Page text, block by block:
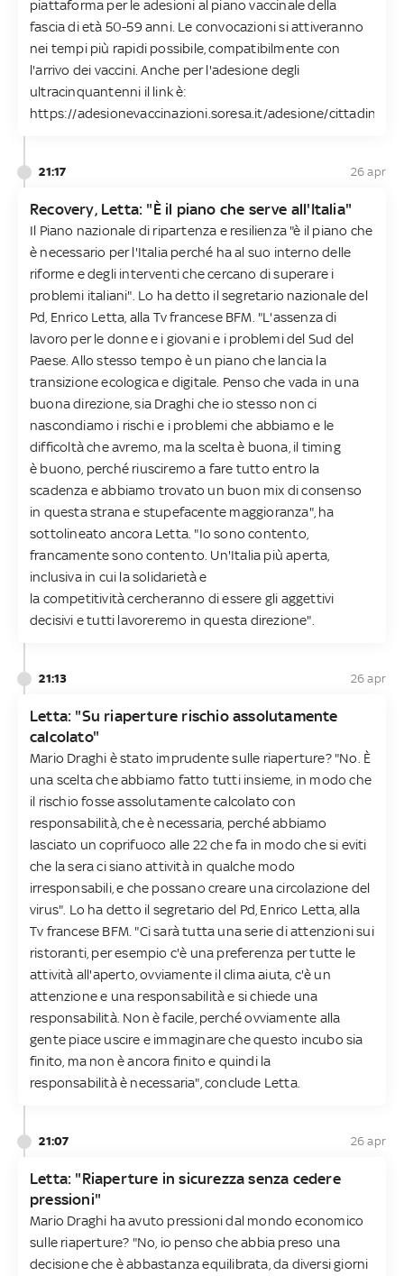
piattaforma per le adesioni al piano vaccinale della
fascia di età 50-59 anni. Le convocazioni si attiveranno
nei tempi più rapidi possibile, compatibilmente con
l'arrivo dei vaccini. Anche per l'adesione degli
ultracinquantenni il link è:
https://adesionevaccinazioni.soresa.it/adesione/cittadino.
21:17 26 apr
Recovery, Letta: "È il piano che serve all'Italia"
Il Piano nazionale di ripartenza e resilienza "è il piano che
è necessario per l'Italia perché ha al suo interno delle
riforme e degli interventi che cercano di superare i
problemi italiani". Lo ha detto il segretario nazionale del
Pd, Enrico Letta, alla Tv francese BFM. "L'assenza di
lavoro per le donne e i giovani e i problemi del Sud del
Paese. Allo stesso tempo è un piano che lancia la
transizione ecologica e digitale. Penso che vada in una
buona direzione, sia Draghi che io stesso non ci
nascondiamo i rischi e i problemi che abbiamo e le
difficoltà che avremo, ma la scelta è buona, il timing
è buono, perché riusciremo a fare tutto entro la
scadenza e abbiamo trovato un buon mix di consenso
in questa strana e stupefacente maggioranza", ha
sottolineato ancora Letta. "Io sono contento,
francamente sono contento. Un'Italia più aperta,
inclusiva in cui la solidarietà e
la competitività cercheranno di essere gli aggettivi
decisivi e tutti lavoreremo in questa direzione".
21:13 26 apr
Letta: "Su riaperture rischio assolutamente
calcolato"
Mario Draghi è stato imprudente sulle riaperture? "No. È
una scelta che abbiamo fatto tutti insieme, in modo che
il rischio fosse assolutamente calcolato con
responsabilità, che è necessaria, perché abbiamo
lasciato un coprifuoco alle 22 che fa in modo che si eviti
che la sera ci siano attività in qualche modo
irresponsabili, e che possano creare una circolazione del
virus". Lo ha detto il segretario del Pd, Enrico Letta, alla
Tv francese BFM. "Ci sarà tutta una serie di attenzioni sui
ristoranti, per esempio c'è una preferenza per tutte le
attività all'aperto, ovviamente il clima aiuta, c'è un
attenzione e una responsabilità e si chiede una
responsabilità. Non è facile, perché ovviamente alla
gente piace uscire e immaginare che questo incubo sia
finito, ma non è ancora finito e quindi la
responsabilità è necessaria", conclude Letta.
21:07 26 apr
Letta: "Riaperture in sicurezza senza cedere
pressioni"
Mario Draghi ha avuto pressioni dal mondo economico
sulle riaperture? "No, io penso che abbia preso una
decisione che è abbastanza equilibrata, da diversi giorni